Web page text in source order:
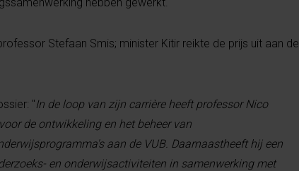
Stefaan Smis; minister Kitir reikte de prijs uit aan de
"In de loop van zijn carrière heeft professor Nico
de ontwikkeling en het beheer van
aan de VUB. Daarnaastheeft hij een
en onderwijsactiviteiten in samenwerking met